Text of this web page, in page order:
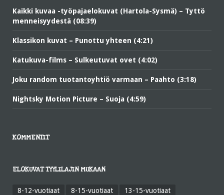
Kaikki kuvaa -työpajaelokuvat (Hartola-Sysmä) – Tyttö
menneisyydestä (08:39)
Klassikon kuvat – Punottu yhteen (4:21)
Katukuva-films – Sulkeutuvat ovet (4:02)
Joku random tuotantoyhtiö varmaan – Paahto (3:18)
Nightsky Motion Picture – Suoja (4:59)
KOMMENTIT
ELOKUVAT TYYLILAJIN MUKAAN
8-12-vuotiaat 8-15-vuotiaat
13-15-vuotiaat